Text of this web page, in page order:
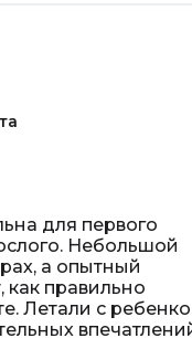
для первого
Небольшой
а опытный
как правильно
Летали с